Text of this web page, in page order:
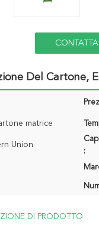
Del Cartone,
matrice
Union
:
DI PRODOTTO